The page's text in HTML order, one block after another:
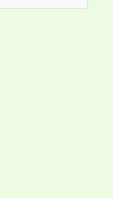
م